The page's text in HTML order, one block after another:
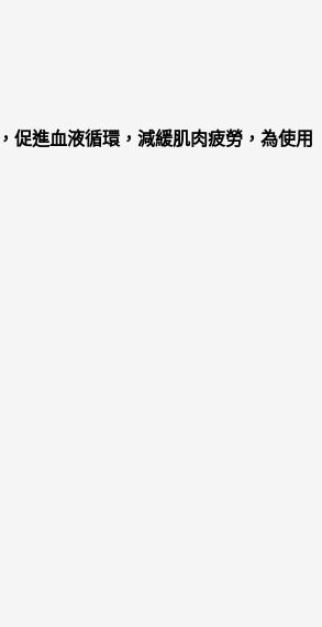
促進血液循環，減緩肌肉疲勞，為使用